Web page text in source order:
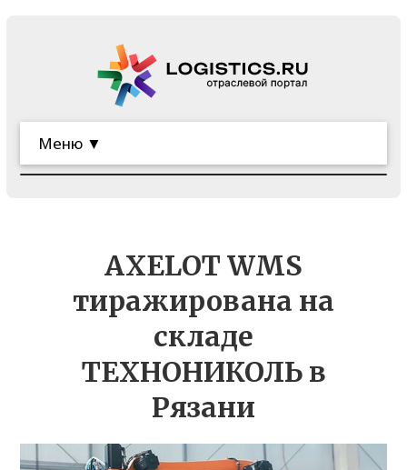
Меню ▼
AXELOT WMS
тиражирована на
складе
ТЕХНОНИКОЛЬ в
Рязани